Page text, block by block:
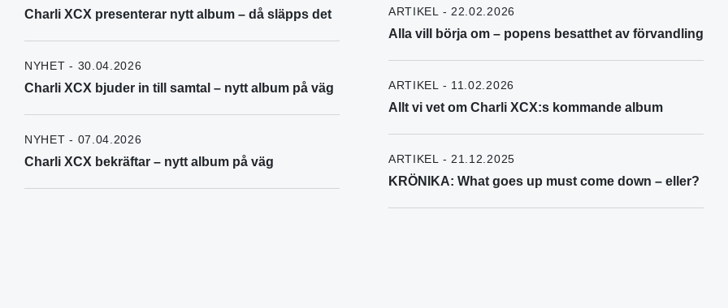
Charli XCX presenterar nytt album – då släpps det
NYHET - 30.04.2026
Charli XCX bjuder in till samtal – nytt album på väg
NYHET - 07.04.2026
Charli XCX bekräftar – nytt album på väg
ARTIKEL - 22.02.2026
Alla vill börja om – popens besatthet av förvandling
ARTIKEL - 11.02.2026
Allt vi vet om Charli XCX:s kommande album
ARTIKEL - 21.12.2025
KRÖNIKA: What goes up must come down – eller?